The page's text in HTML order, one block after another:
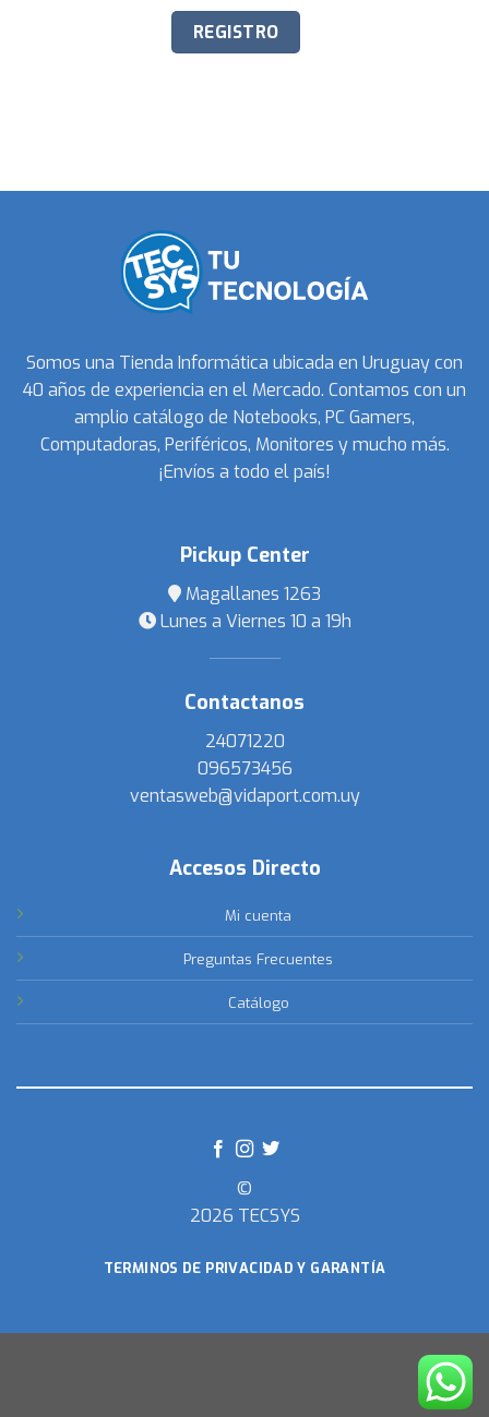
Somos una Tienda Informática ubicada en Uruguay con
40 años de experiencia en el Mercado. Contamos con un
amplio catálogo de Notebooks, PC Gamers,
Computadoras, Periféricos, Monitores y mucho más.
¡Envíos a todo el país!
Pickup Center
Magallanes 1263
Lunes a Viernes 10 a 19h
Contactanos
24071220
096573456
ventasweb@vidaport.com.uy
Accesos Directo
Mi cuenta
Preguntas Frecuentes
Catálogo
©
2026 TECSYS
TERMINOS DE PRIVACIDAD Y GARANTÍA